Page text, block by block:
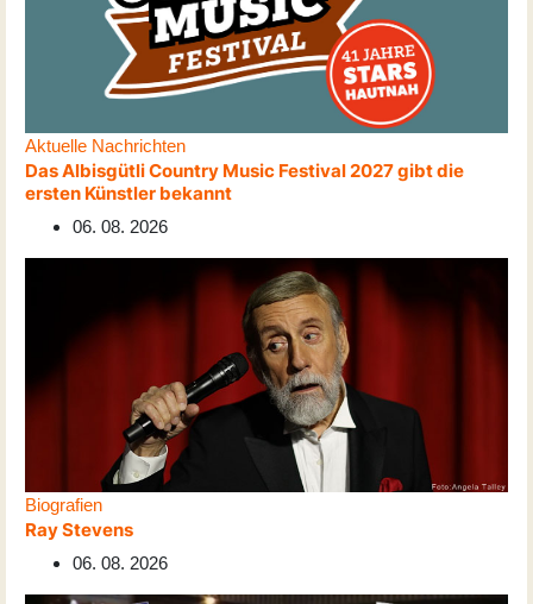
Aktuelle Nachrichten
Das Albisgütli Country Music Festival 2027 gibt die
ersten Künstler bekannt
06. 08. 2026
Biografien
Ray Stevens
06. 08. 2026